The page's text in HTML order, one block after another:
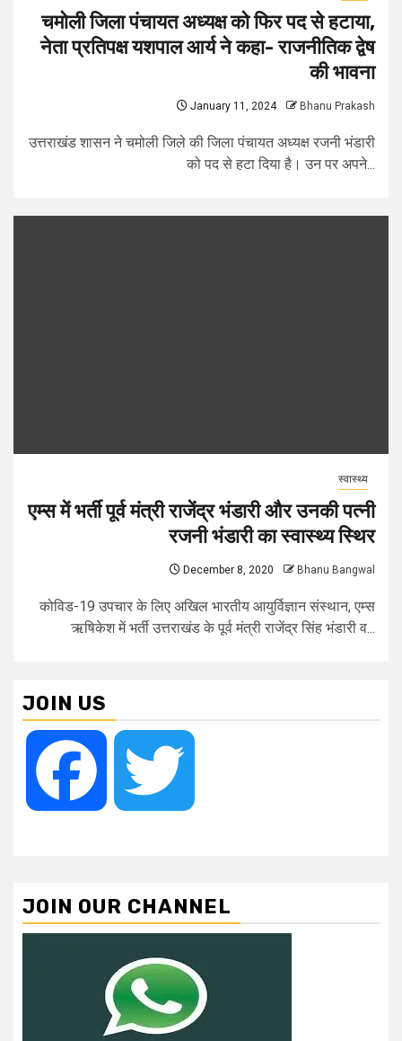
चमोली जिला पंचायत अध्यक्ष को फिर पद से हटाया,
नेता प्रतिपक्ष यशपाल आर्य ने कहा- राजनीतिक द्वेष
की भावना
January 11, 2024 Bhanu Prakash
उत्तराखंड शासन ने चमोली जिले की जिला पंचायत अध्यक्ष रजनी भंडारी
को पद से हटा दिया है। उन पर अपने...
स्वास्थ्य
एम्स में भर्ती पूर्व मंत्री राजेंद्र भंडारी और उनकी पत्नी
रजनी भंडारी का स्वास्थ्य स्थिर
December 8, 2020 Bhanu Bangwal
कोविड-19 उपचार के लिए अखिल भारतीय आयुर्विज्ञान संस्थान, एम्स
ऋषिकेश में भर्ती उत्तराखंड के पूर्व मंत्री राजेंद्र सिंह भंडारी व...
JOIN US
Facebook
JOIN OUR CHANNEL